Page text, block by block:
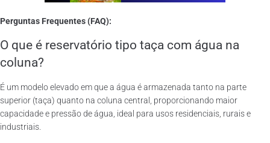
Perguntas Frequentes (FAQ):
O que é reservatório tipo taça com água na
coluna?
É um modelo elevado em que a água é armazenada tanto na parte
superior (taça) quanto na coluna central, proporcionando maior
capacidade e pressão de água, ideal para usos residenciais, rurais e
industriais.